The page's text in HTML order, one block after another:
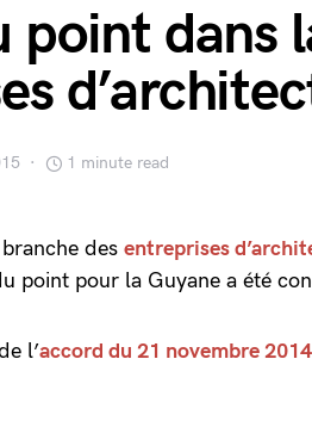
point dans
1 minute read
des entreprises
point pour la Guyane a été
l’accord du 21 novembre 2014